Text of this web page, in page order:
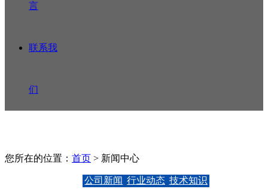
言
联系我
们
您所在的位置： 首页 > 新闻中心
公司新闻 行业动态 技术知识